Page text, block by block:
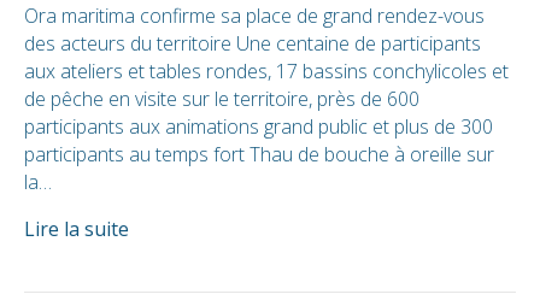
Ora maritima confirme sa place de grand rendez-vous
des acteurs du territoire Une centaine de participants
aux ateliers et tables rondes, 17 bassins conchylicoles et
de pêche en visite sur le territoire, près de 600
participants aux animations grand public et plus de 300
participants au temps fort Thau de bouche à oreille sur
la…
Lire la suite